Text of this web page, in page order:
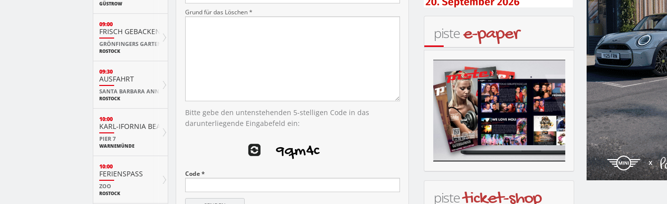
Grund für das Löschen *
Bitte gebe den untenstehenden 5-stelligen Code in das
darunterliegende Eingabefeld ein:
Code *
GÜSTROW
09:00
FRISCH GEBACKEN IM HISTORISCHEN HOLZBACKOFEN
GRÖNFINGERS GARTENFACHMARKT
ROSTOCK
09:30
AUSFAHRT
SANTA BARBARA ANNA
ROSTOCK
10:00
KARL-IFORNIA BEACH SANDWELTEN
PIER 7
WARNEMÜNDE
10:00
FERIENSPASS
ZOO
ROSTOCK
pistee-paper
pisteticket-shop